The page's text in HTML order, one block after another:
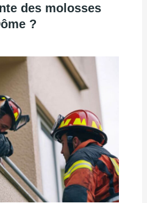
des molosses
?